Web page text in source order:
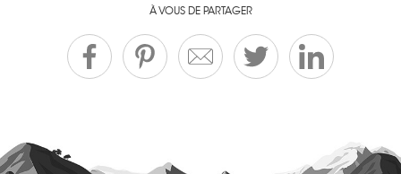
À VOUS DE PARTAGER